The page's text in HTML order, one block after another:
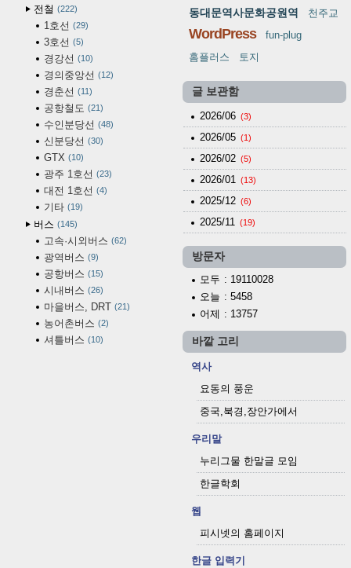
전철 222
1호선 29
3호선 5
경강선 10
경의중앙선 12
경춘선 11
공항철도 21
수인분당선 48
신분당선 30
GTX 10
광주 1호선 23
대전 1호선 4
기타 19
버스 145
고속·시외버스 62
광역버스 9
공항버스 15
시내버스 26
마을버스, DRT 21
농어촌버스 2
셔틀버스 10
동대문역사문화공원역 천주교
WordPress
fun-plug
홈플러스
토지
글 보관함
2026/06 (3)
2026/05 (1)
2026/02 (5)
2026/01 (13)
2025/12 (6)
2025/11 (19)
방문자
모두 : 19110028
오늘 : 5458
어제 : 13757
바깥 고리
역사
요동의 풍운
중국,북경,장안가에서
우리말
누리그물 한말글 모임
한글학회
웹
피시넷의 홈페이지
한글 입력기